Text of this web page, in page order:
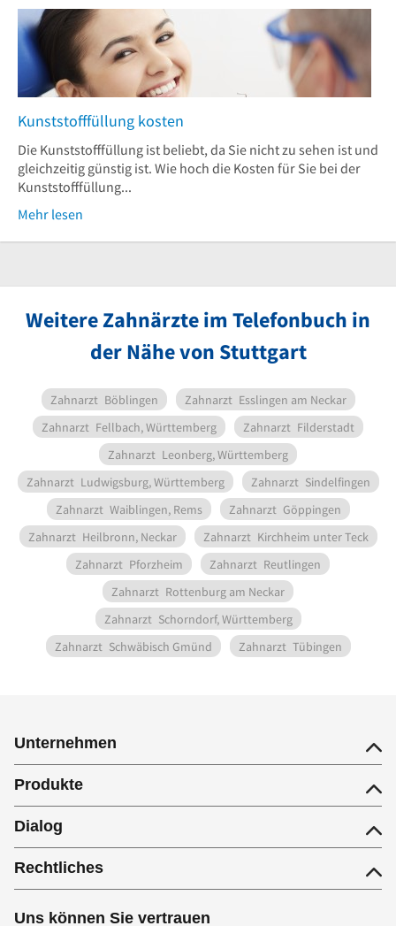
Kunststofffüllung kosten
Die Kunststofffüllung ist beliebt, da Sie nicht zu sehen ist und
gleichzeitig günstig ist. Wie hoch die Kosten für Sie bei der
Kunststofffüllung...
Mehr lesen
Weitere Zahnärzte im Telefonbuch in
der Nähe von Stuttgart
Zahnarzt Böblingen Zahnarzt Esslingen am Neckar
Zahnarzt Fellbach, Württemberg Zahnarzt Filderstadt
Zahnarzt Leonberg, Württemberg
Zahnarzt Ludwigsburg, Württemberg Zahnarzt Sindelfingen
Zahnarzt Waiblingen, Rems Zahnarzt Göppingen
Zahnarzt Heilbronn, Neckar Zahnarzt Kirchheim unter Teck
Zahnarzt Pforzheim Zahnarzt Reutlingen
Zahnarzt Rottenburg am Neckar
Zahnarzt Schorndorf, Württemberg
Zahnarzt Schwäbisch Gmünd Zahnarzt Tübingen
Unternehmen
Produkte
Dialog
Rechtliches
Uns können Sie vertrauen